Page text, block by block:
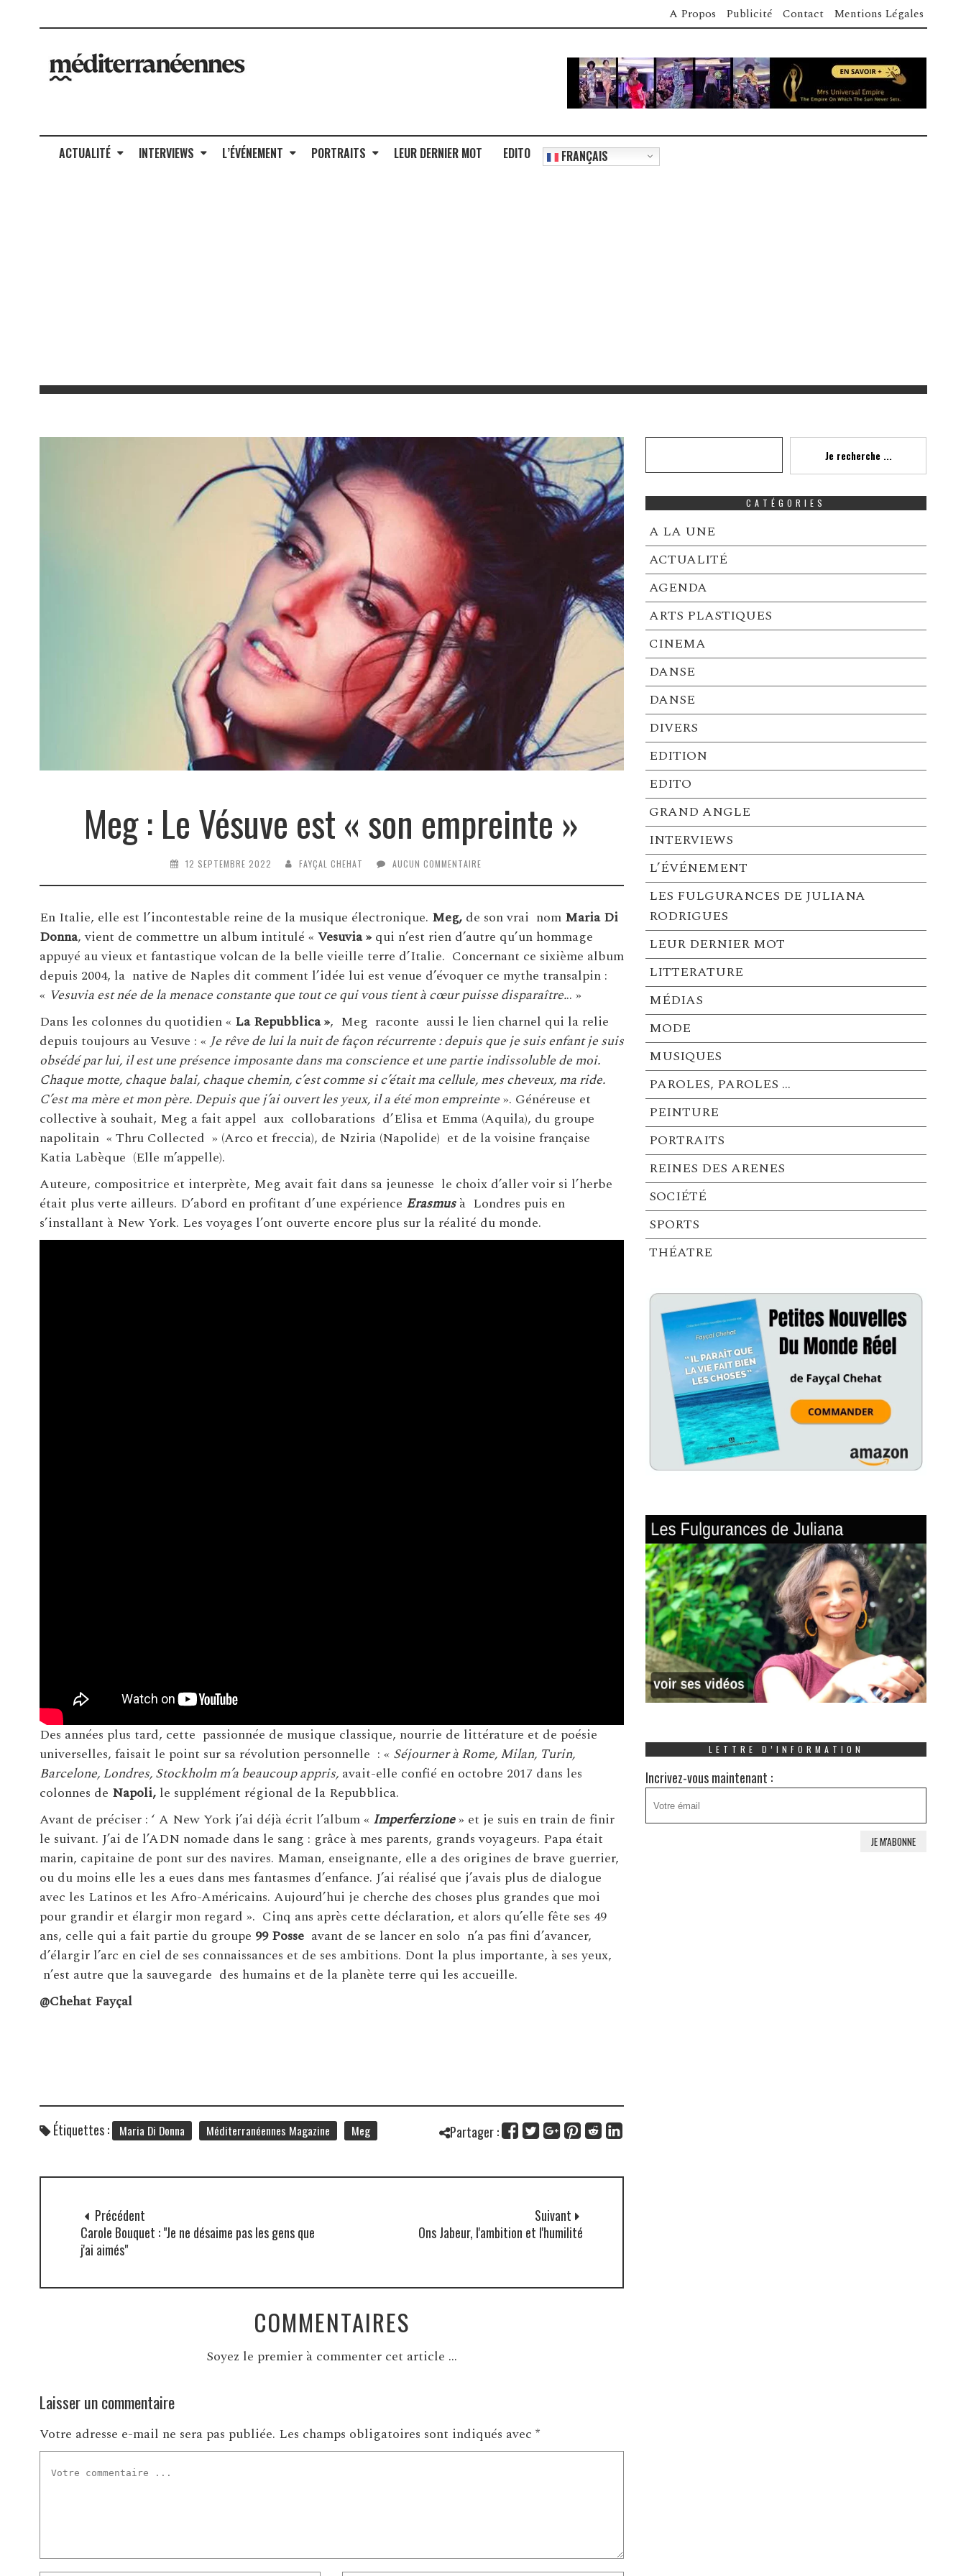
A Propos Publicité Contact Mentions Légales
ACTUALITÉ INTERVIEWS L’ÉVÉNEMENT PORTRAITS LEUR DERNIER MOT EDITO FRANÇAIS
Meg : Le Vésuve est « son empreinte »
12 SEPTEMBRE 2022 FAYÇAL CHEHAT AUCUN COMMENTAIRE
En Italie, elle est l’incontestable reine de la musique électronique. Meg,de son vrai nom Maria Di
Donna, vient de commettre un album intitulé « Vesuvia »qui n’est rien d’autre qu’un hommage
appuyé au vieux et fantastique volcan de la belle vieille terre d’Italie. Concernant ce sixième album
depuis 2004, la native de Naples dit comment l’idée lui est venue d’évoquer ce mythe transalpin :
« Vesuvia est née de la menace constante que tout ce qui vous tient à cœur puisse disparaître... »
Dans les colonnes du quotidien « La Repubblica », Meg raconte aussi le lien charnel qui la relie
depuis toujours au Vesuve : « Je rêve de lui la nuit de façon récurrente : depuis que je suis enfant je suis
obsédé par lui, il est une présence imposante dans ma conscience et une partie indissoluble de moi.
Chaque motte, chaque balai, chaque chemin, c’est comme si c’était ma cellule, mes cheveux, ma ride.
C’est ma mère et mon père. Depuis que j’ai ouvert les yeux, il a été mon empreinte». Généreuse et
collective à souhait, Meg a fait appel aux collobarations d’Elisa et Emma (Aquila), du groupe
napolitain « Thru Collected » (Arco et freccia), de Nziria (Napolide) et de la voisine française
Katia Labèque (Elle m’appelle).
Auteure, compositrice et interprète, Meg avait fait dans sa jeunesse le choix d’aller voir si l’herbe
était plus verte ailleurs. D’abord en profitant d’une expérience Erasmusà Londres puis en
s’installant à New York. Les voyages l’ont ouverte encore plus sur la réalité du monde.
Des années plus tard, cette passionnée de musique classique, nourrie de littérature et de poésie
universelles, faisait le point sur sa révolution personnelle : « Séjourner à Rome, Milan, Turin,
Barcelone, Londres, Stockholm m’a beaucoup appris,avait-elle confié en octobre 2017 dans les
colonnes de Napoli,le supplément régional de la Repubblica.
Avant de préciser : ‘ A New York j’ai déjà écrit l’album « Imperferzione» et je suis en train de finir
le suivant. J’ai de l’ADN nomade dans le sang : grâce à mes parents, grands voyageurs. Papa était
marin, capitaine de pont sur des navires. Maman, enseignante, elle a des origines de brave guerrier,
ou du moins elle les a eues dans mes fantasmes d’enfance. J’ai réalisé que j’avais plus de dialogue
avec les Latinos et les Afro-Américains. Aujourd’hui je cherche des choses plus grandes que moi
pour grandir et élargir mon regard ». Cinq ans après cette déclaration, et alors qu’elle fête ses 49
ans, celle qui a fait partie du groupe 99 Posse avant de se lancer en solo n’a pas fini d’avancer,
d’élargir l’arc en ciel de ses connaissances et de ses ambitions. Dont la plus importante, à ses yeux,
n’est autre que la sauvegarde des humains et de la planète terre qui les accueille.
@Chehat Fayçal
Étiquettes : Maria Di Donna Méditerranéennes Magazine Meg Partager :
Précédent
Carole Bouquet : "Je ne désaime pas les gens que
j'ai aimés"
Suivant
Ons Jabeur, l'ambition et l'humilité
COMMENTAIRES
Soyez le premier à commenter cet article ...
Laisser un commentaire
Votre adresse e-mail ne sera pas publiée. Les champs obligatoires sont indiqués avec *
Je recherche ...
CATÉGORIES
A LA UNE
ACTUALITÉ
AGENDA
ARTS PLASTIQUES
CINEMA
DANSE
DANSE
DIVERS
EDITION
EDITO
GRAND ANGLE
INTERVIEWS
L’ÉVÉNEMENT
LES FULGURANCES DE JULIANA
RODRIGUES
LEUR DERNIER MOT
LITTERATURE
MÉDIAS
MODE
MUSIQUES
PAROLES, PAROLES …
PEINTURE
PORTRAITS
REINES DES ARENES
SOCIÉTÉ
SPORTS
THÉATRE
LETTRE D’INFORMATION
Incrivez-vous maintenant :